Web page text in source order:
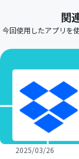
関
今回使用したアプリを
2025/03/26